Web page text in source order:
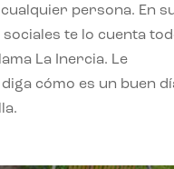
persona. En
te lo cuenta
La Inercia. Le
cómo es un buen